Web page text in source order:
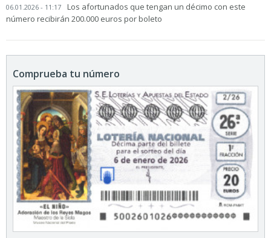
06.01.2026 - 11:17
Los afortunados que tengan un décimo con este
número recibirán 200.000 euros por boleto
Comprueba tu número